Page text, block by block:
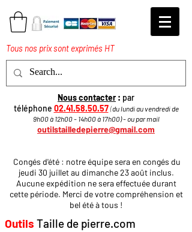
Tous nos prix sont exprimés HT
Nous contacter: par
téléphone 02.41.58.50.57 (du lundi au vendredi de
9h00 à 12h00 - 14h00 à 17h00)​ - ou par mail
outilstailledepierre@gmail.com
Congés d'été : notre équipe sera en congés du
jeudi 30 juillet au dimanche 23 août inclus.
Aucune expédition ne sera effectuée durant
cette période. Merci de votre compréhension et
bel été à tous !
Outils Taille de pierre.com